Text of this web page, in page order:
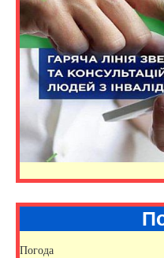
Погода